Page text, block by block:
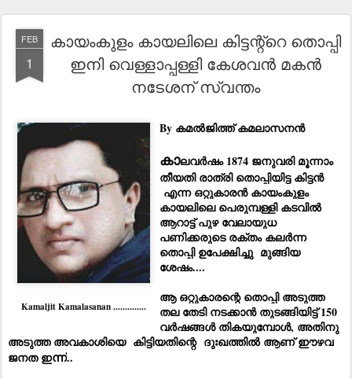
FEB
1
കായംകുളം കായലിലെ കിട്ടന്റ്റെ തൊപ്പി
ഇനി വെള്ളാപ്പള്ളി കേശവൻ മകൻ
നടേശന് സ്വന്തം
Kamaljit Kamalasanan ..............
By കമൽജിത്ത് കമലാസനൻ
കാലവർഷം 1874 ജനുവരി മൂന്നാം
തീയതി രാത്രി തൊപ്പിയിട്ട കിട്ടൻ
എന്ന ഒറ്റുകാരൻ കായംകുളം
കായലിലെ പെരുമ്പള്ളി കടവിൽ
ആറാട്ട് പുഴ വേലായുധ
പണിക്കരുടെ രക്തം കലർന്ന
തൊപ്പി ഉപേക്ഷിച്ചു മുങ്ങിയ
ശേഷം....
ആ ഒറ്റുകാരന്റെ തൊപ്പി അടുത്ത
തല തേടി നടക്കാൻ തുടങ്ങിയിട്ട് 150
വർഷങ്ങൾ തികയുമ്പോൾ, അതിനു
അടുത്ത അവകാശിയെ കിട്ടിയതിന്റെ ദുഃഖത്തിൽ ആണ് ഈഴവ
ജനത ഇന്ന്..